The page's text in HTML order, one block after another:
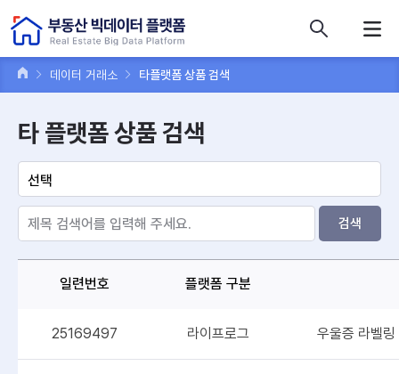
데이터 거래소 타플랫폼 상품 검색
타 플랫폼 상품 검색
검색
일련번호 플랫폼 구분
25169497 라이프로그 우울증 라벨